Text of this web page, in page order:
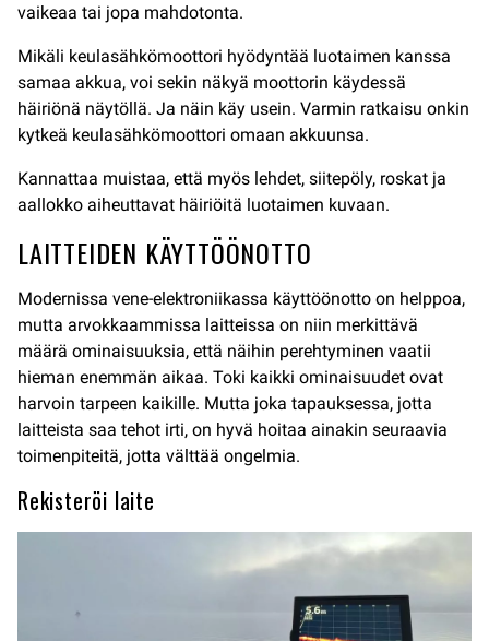
vaikeaa tai jopa mahdotonta.
Mikäli keulasähkömoottori hyödyntää luotaimen kanssa
samaa akkua, voi sekin näkyä moottorin käydessä
häiriönä näytöllä. Ja näin käy usein. Varmin ratkaisu onkin
kytkeä keulasähkömoottori omaan akkuunsa.
Kannattaa muistaa, että myös lehdet, siitepöly, roskat ja
aallokko aiheuttavat häiriöitä luotaimen kuvaan.
LAITTEIDEN KÄYTTÖÖNOTTO
Modernissa vene-elektroniikassa käyttöönotto on helppoa,
mutta arvokkaammissa laitteissa on niin merkittävä
määrä ominaisuuksia, että näihin perehtyminen vaatii
hieman enemmän aikaa. Toki kaikki ominaisuudet ovat
harvoin tarpeen kaikille. Mutta joka tapauksessa, jotta
laitteista saa tehot irti, on hyvä hoitaa ainakin seuraavia
toimenpiteitä, jotta välttää ongelmia.
Rekisteröi laite